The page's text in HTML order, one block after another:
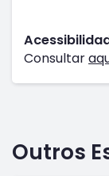
Consultar
Outros